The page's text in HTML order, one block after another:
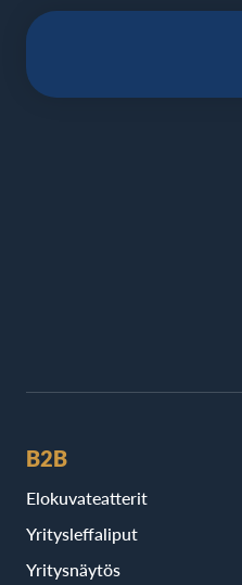
B2B
Elokuvateatterit
Yritysleffaliput
Yritysnäytös